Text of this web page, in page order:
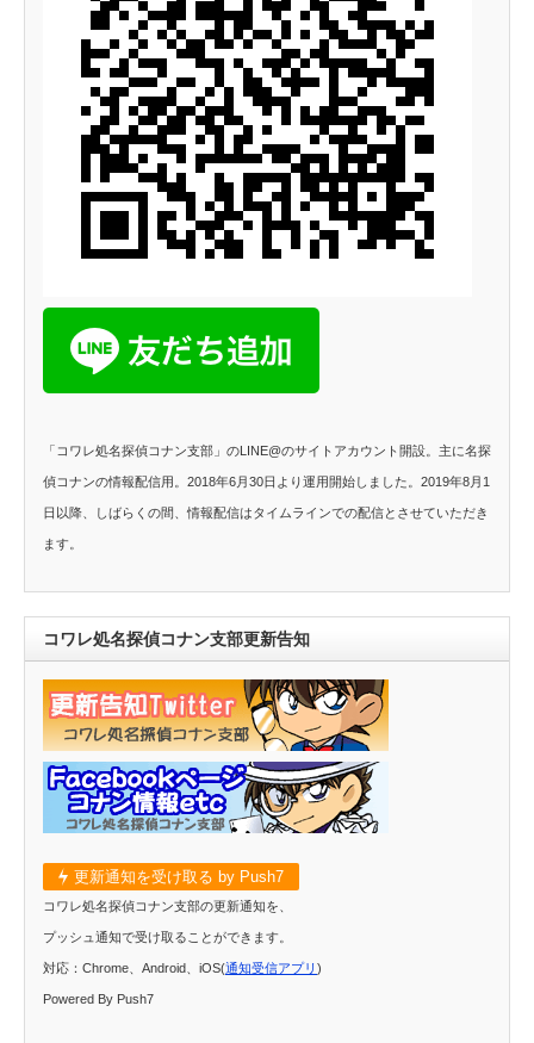
「コワレ処名探偵コナン支部」のLINE@のサイトアカウント開設。主に名探
偵コナンの情報配信用。2018年6月30日より運用開始しました。2019年8月1
日以降、しばらくの間、情報配信はタイムラインでの配信とさせていただき
ます。
コワレ処名探偵コナン支部更新告知
更新通知を受け取る by Push7
コワレ処名探偵コナン支部の更新通知を、
プッシュ通知で受け取ることができます。
対応：Chrome、Android、iOS(通知受信アプリ )
Powered By Push7